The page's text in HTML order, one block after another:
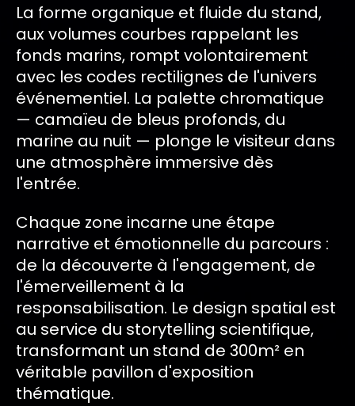
La forme organique et fluide du stand,
aux volumes courbes rappelant les
fonds marins, rompt volontairement
avec les codes rectilignes de l'univers
événementiel. La palette chromatique
— camaïeu de bleus profonds, du
marine au nuit — plonge le visiteur dans
une atmosphère immersive dès
l'entrée.
Chaque zone incarne une étape
narrative et émotionnelle du parcours :
de la découverte à l'engagement, de
l'émerveillement à la
responsabilisation. Le design spatial est
au service du storytelling scientifique,
transformant un stand de 300m² en
véritable pavillon d'exposition
thématique.